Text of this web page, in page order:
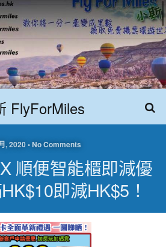
FlyForMiles
, 2020 • No Comments
順便智能櫃即減優
即減HK$5！